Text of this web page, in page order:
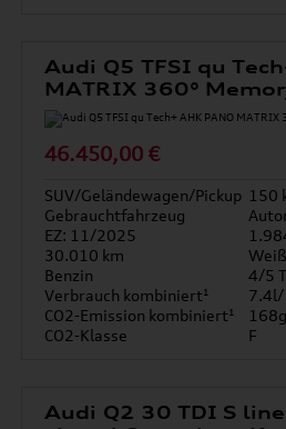
Audi Q5 TFSI qu
MATRIX 360°
46.450,00 €
SUV/Geländewagen/Pickup 150
Gebrauchtfahrzeug
EZ: 11/2025
30.010 km
Weiß
Benzin
4/5
Verbrauch kombiniert¹
7.4l/
CO2-Emission kombiniert¹
CO2-Klasse
F
Audi Q2 30 TDI S